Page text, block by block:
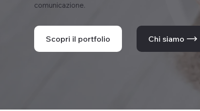
comunicazione.
Scopri il portfolio Chi siamo